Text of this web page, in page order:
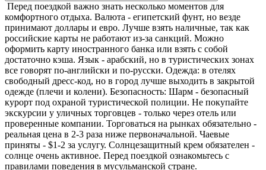
Перед поездкой важно знать несколько моментов для
комфортного отдыха. Валюта - египетский фунт, но везде
принимают доллары и евро. Лучше взять наличные, так как
российские карты не работают из-за санкций. Можно
оформить карту иностранного банка или взять с собой
достаточно кэша. Язык - арабский, но в туристических зонах
все говорят по-английски и по-русски. Одежда: в отелях
свободный дресс-код, но в город лучше выходить в закрытой
одежде (плечи и колени). Безопасность: Шарм - безопасный
курорт под охраной туристической полиции. Не покупайте
экскурсии у уличных торговцев - только через отель или
проверенные компании. Торговаться на рынках обязательно -
реальная цена в 2-3 раза ниже первоначальной. Чаевые
приняты - $1-2 за услугу. Солнцезащитный крем обязателен -
солнце очень активное. Перед поездкой ознакомьтесь с
правилами поведения в мусульманской стране.